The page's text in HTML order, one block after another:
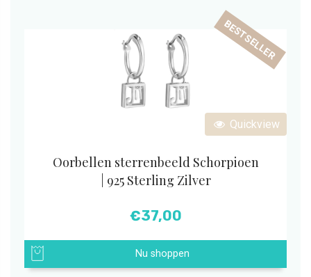
Quickview
BESTSELLER
Oorbellen sterrenbeeld Schorpioen
| 925 Sterling Zilver
€37,00
Nu shoppen